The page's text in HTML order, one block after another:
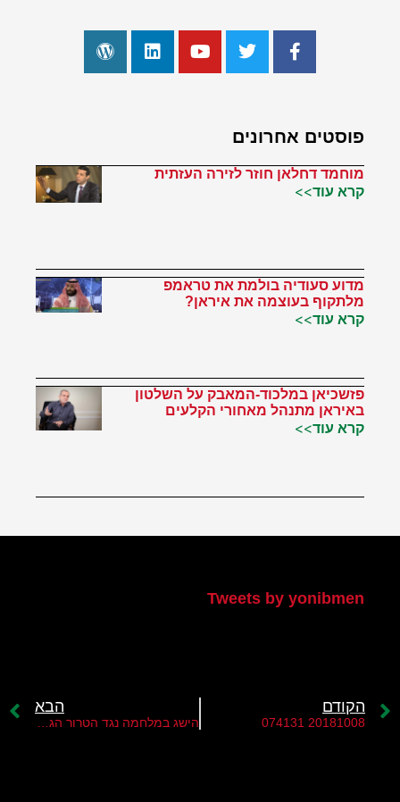
פוסטים אחרונים
מוחמד דחלאן חוזר לזירה העזתית
קרא עוד>>
מדוע סעודיה בולמת את טראמפ
מלתקוף בעוצמה את איראן?
קרא עוד>>
פזשכיאן במלכוד-המאבק על השלטון
באיראן מתנהל מאחורי הקלעים
קרא עוד>>
Tweets by yonibmen
הקודם
20181008 074131
הבא